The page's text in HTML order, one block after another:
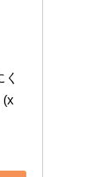
(x